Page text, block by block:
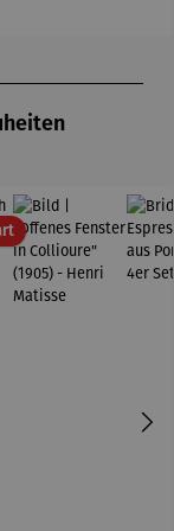
Rabatt